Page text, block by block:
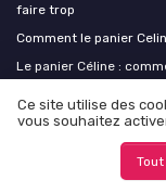
faire trop
Comment le panier
Le panier Céline :
Jeans Loewe pour
Loi anti-fast fashion :
Ce site utilise des
vous souhaitez